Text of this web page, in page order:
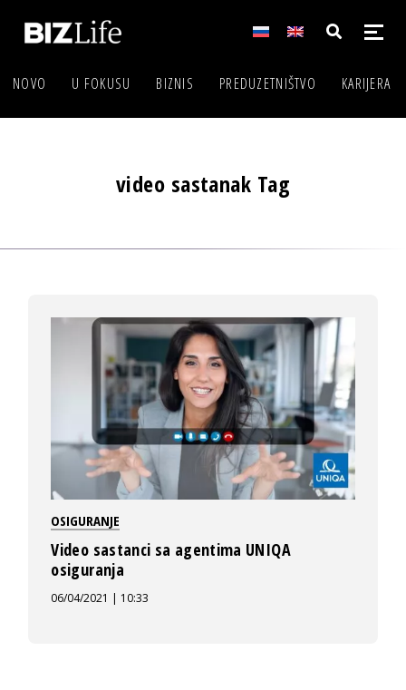
NOVO U FOKUSU BIZNIS PREDUZETNIŠTVO KARIJERA
video sastanak Tag
OSIGURANJE
Video sastanci sa agentima UNIQA
osiguranja
06/04/2021 | 10:33